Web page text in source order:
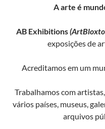
A arte é
AB Exhibitions
exposições de
Acreditamos em um
Trabalhamos com
vários países, museus,
arquivos